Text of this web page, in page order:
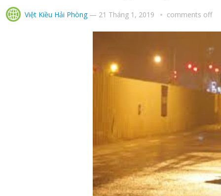
Việt Kiều Hải Phòng— 21 Tháng 1, 2019 comments off